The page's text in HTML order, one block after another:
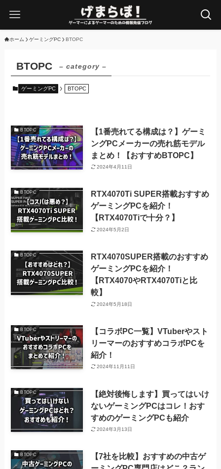
ホーム ゲーミングPC BTOPC
BTOPC – category –
ゲーミングPC BTOPC
BTOPC
【1番売れてる構成は？】ゲーミ
ングPCメーカーの売れ筋モデル
まとめ！【おすすめBTOPC】
2024年4月11日
BTOPC
RTX4070Ti SUPER搭載おすすめ
ゲーミングPCを紹介！
【RTX4070Tiで十分？】
2024年5月2日
BTOPC
RTX4070SUPER搭載のおすすめ
ゲーミングPCを紹介！
【RTX4070やRTX4070Tiと比
較】
2024年5月18日
BTOPC
【コラボPC一覧】VTuberやスト
リーマーのおすすめコラボPCを
紹介！
2024年11月11日
BTOPC
【絶対後悔します】買ってはいけ
ないゲーミングPCはコレ！おす
すめのゲーミングPCも紹介
2024年3月13日
BTOPC
【7社を比較】おすすめの中古ゲ